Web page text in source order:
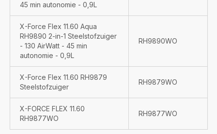
45 min autonomie - 0,9L
X-Force Flex 11.60 Aqua
RH9890 2-in-1 Steelstofzuiger
- 130 AirWatt - 45 min
autonomie - 0,9L
RH9890WO
X-Force Flex 11.60 RH9879
Steelstofzuiger
RH9879WO
X-FORCE FLEX 11.60
RH9877WO
RH9877WO